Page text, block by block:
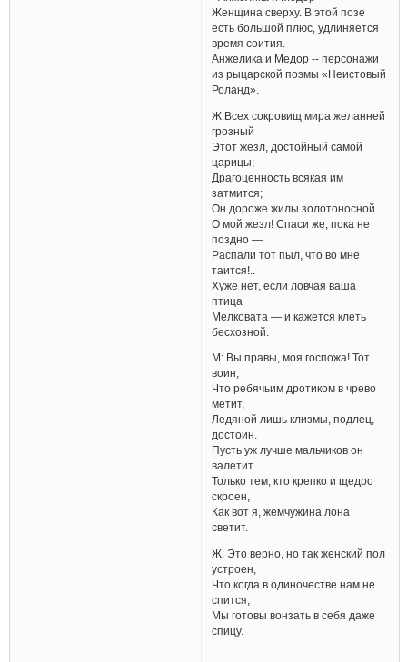
Женщина сверху. В этой позе
есть большой плюс, удлиняется
время соития.
Анжелика и Медор -- персонажи
из рыцарской поэмы «Неистовый
Роланд».
Ж:Всех сокровищ мира желанней
грозный
Этот жезл, достойный самой
царицы;
Драгоценность всякая им
затмится;
Он дороже жилы золотоносной.
О мой жезл! Спаси же, пока не
поздно —
Распали тот пыл, что во мне
таится!..
Хуже нет, если ловчая ваша
птица
Мелковата — и кажется клеть
бесхозной.
М: Вы правы, моя госпожа! Тот
воин,
Что ребячьим дротиком в чрево
метит,
Ледяной лишь клизмы, подлец,
достоин.
Пусть уж лучше мальчиков он
валетит.
Только тем, кто крепко и щедро
скроен,
Как вот я, жемчужина лона
светит.
Ж: Это верно, но так женский пол
устроен,
Что когда в одиночестве нам не
спится,
Мы готовы вонзать в себя даже
спицу.